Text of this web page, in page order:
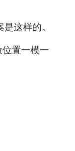
这样的。
置一模一